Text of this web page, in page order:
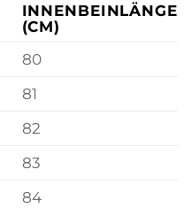
INNENBEINLÄNGE
(CM)
80
81
82
83
84